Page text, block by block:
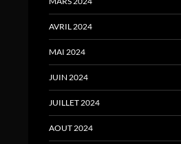
AVRIL 2024
MAI 2024
JUIN 2024
JUILLET 2024
AOUT 2024